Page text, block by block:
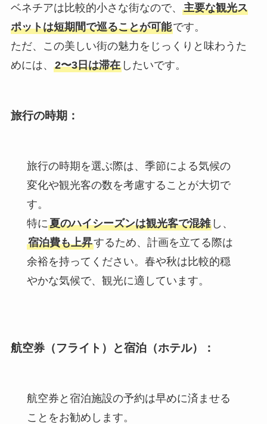
ベネチアは比較的小さな街なので、 主要な観光ス
ポットは短期間で巡ることが可能です。
ただ、この美しい街の魅力をじっくりと味わうた
めには、 2〜3日は滞在したいです。
旅行の時期 ：
旅行の時期を選ぶ際は、季節による気候の
変化や観光客の数を考慮することが大切で
す。
特に夏のハイシーズンは観光客で混雑し、
宿泊費も上昇するため、計画を立てる際は
余裕を持ってください。春や秋は比較的穏
やかな気候で、観光に適しています。
航空券（フライト） と宿泊（ホテル） ：
航空券と宿泊施設の予約は早めに済ませる
ことをお勧めします。